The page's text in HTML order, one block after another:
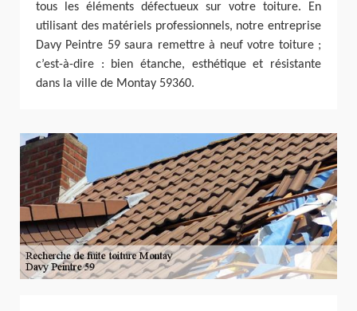
tous les éléments défectueux sur votre toiture. En
utilisant des matériels professionnels, notre entreprise
Davy Peintre 59 saura remettre à neuf votre toiture ;
c’est-à-dire : bien étanche, esthétique et résistante
dans la ville de Montay 59360.